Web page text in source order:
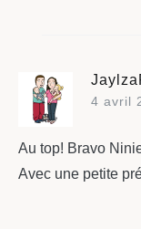
4 avril
Au top! Bravo
Avec une petite